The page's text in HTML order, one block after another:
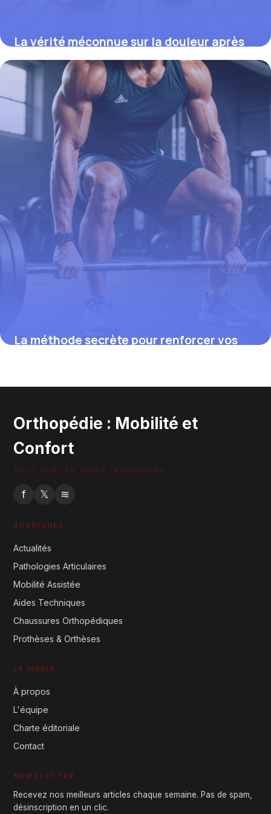
La vérité méconnue sur la douleur après
arthroscopie du genou qui pourrait tout
changer
21 août 2025
La méthode secrète pour renforcer vos
Orthopédie : Mobilité et
Confort
TOUT SUR LES AIDES TECHNIQUES
f 𝕏 ≋
RUBRIQUES
Actualités
Pathologies Articulaires
Mobilité Assistée
Aides Techniques
Chaussures Orthopédiques
Prothèses & Orthèses
LE MÉDIA
À propos
L'équipe
Charte éditoriale
Contact
NEWSLETTER
Recevez nos meilleurs articles chaque semaine. Pas de spam,
désinscription en un clic.